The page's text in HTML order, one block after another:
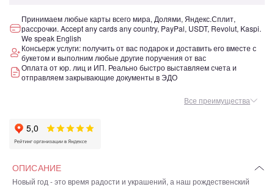
Принимаем любые карты всего мира, Долями, Яндекс.Сплит,
рассрочки. Accept any cards any country, PayPal, USDT, Revolut, Kaspi.
We speak English
Консьерж услуги: получить от вас подарок и доставить его вместе с
букетом и выполним любые другие поручения от вас
Оплата от юр. лиц и ИП. Реально быстро выставляем счета и
отправляем закрывающие документы в ЭДО
Все преимущества
ОПИСАНИЕ
Новый год - это время радости и украшений, а наш рождественский